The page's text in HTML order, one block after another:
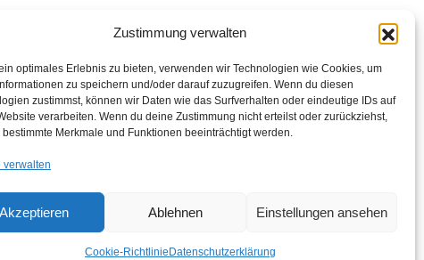
Zustimmung verwalten
optimales Erlebnis zu bieten, verwenden wir Technologien wie Cookies, um
zu speichern und/oder darauf zuzugreifen. Wenn du diesen
zustimmst, können wir Daten wie das Surfverhalten oder eindeutige IDs auf
verarbeiten. Wenn du deine Zustimmung nicht erteilst oder zurückziehst,
bestimmte Merkmale und Funktionen beeinträchtigt werden.
verwalten
Akzeptieren Ablehnen Einstellungen ansehen
Cookie-Richtlinie Datenschutzerklärung